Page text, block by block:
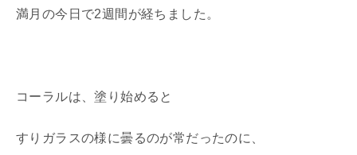
満月の今日で2週間が経ちました。
コーラルは、塗り始めると
すりガラスの様に曇るのが常だったのに、